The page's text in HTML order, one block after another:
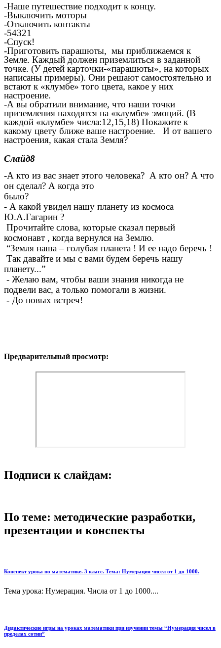
-Наше путешествие подходит к концу.
-Выключить моторы
-Отключить контакты
-54321
-Спуск!
-Приготовить парашюты, мы приближаемся к
Земле. Каждый должен приземлиться в заданной
точке. (У детей карточки-«парашюты», на которых
написаны примеры). Они решают самостоятельно и
встают к «клумбе» того цвета, какое у них
настроение.
-А вы обратили внимание, что наши точки
приземления находятся на «клумбе» эмоций. (В
каждой «клумбе» числа:12,15,18) Покажите к
какому цвету ближе ваше настроение. И от вашего
настроения, какая стала Земля?
Слайд8
-А кто из вас знает этого человека? А кто он? А что
он сделал? А когда это
было?
- А какой увидел нашу планету из космоса
Ю.А.Гагарин ?
Прочитайте слова, которые сказал первый
космонавт , когда вернулся на Землю.
“Земля наша – голубая планета ! И ее надо беречь !
Так давайте и мы с вами будем беречь нашу
планету...”
- Желаю вам, чтобы ваши знания никогда не
подвели вас, а только помогали в жизни.
- До новых встреч!
Предварительный просмотр:
Подписи к слайдам:
По теме: методические разработки,
презентации и конспекты
Конспект урока по математике. 3 класс. Тема: Нумерация чисел от 1 до 1000.
Тема урока: Нумерация. Числа от 1 до 1000....
Дидактические игры на уроках математики при изучении темы “Нумерация чисел в
пределах сотни”